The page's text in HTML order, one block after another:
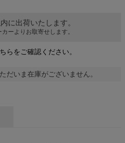
に出荷いたします。
ーよりお取寄せします。
らをご確認ください。
だいま在庫がございません。